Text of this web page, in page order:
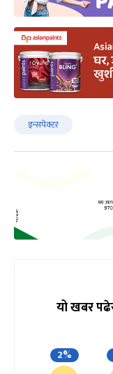
इन्सपेक्टर
यो खबर
2%